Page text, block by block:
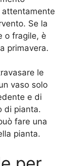
attentamente
Se la
o fragile, è
primavera.
le
vaso solo
e di
di pianta.
fare una
pianta.